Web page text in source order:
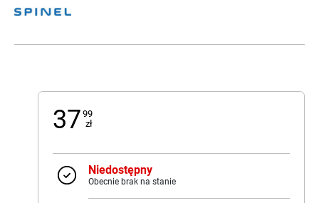
37 99
zł
Niedostępny
Obecnie brak na stanie